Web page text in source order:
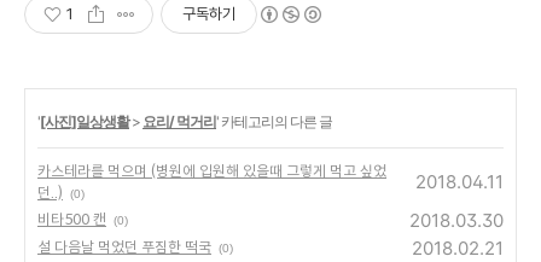
1 구독하기
'[사진]일상생활> 요리/ 먹거리' 카테고리의 다른 글
카스테라를 먹으며 (병원에 입원해 있을때 그렇게 먹고 싶었
던..)
(0)
2018.04.11
비타500 캔 (0) 2018.03.30
설 다음날 먹었던 푸짐한 떡국 (0) 2018.02.21